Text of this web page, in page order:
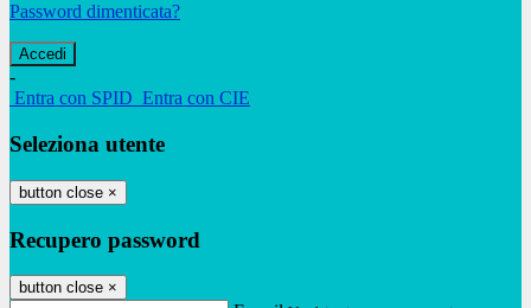
Password dimenticata?
-
Entra con SPID Entra con CIE
Seleziona utente
button close ×
Recupero password
button close ×